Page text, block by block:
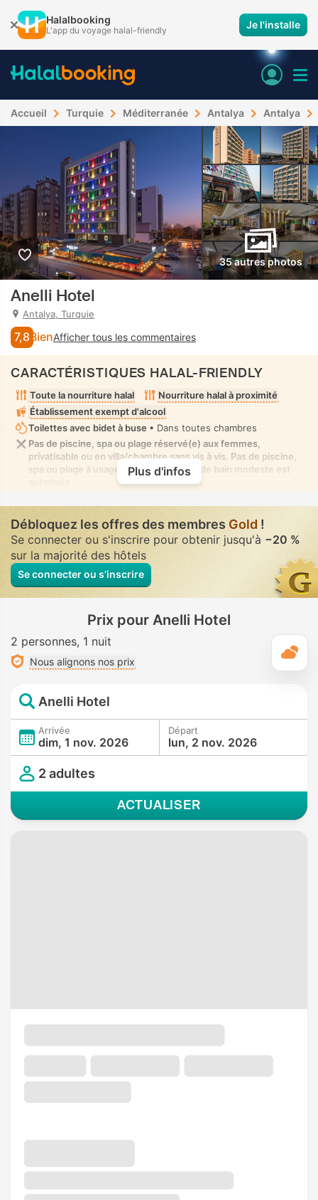
Halalbooking
L'app du voyage halal-friendly Je l'installe
Accueil Turquie Méditerranée Antalya Antalya
35 autres photos
Anelli Hotel
Antalya, Turquie
7,8 BienAfficher tous les commentaires
CARACTÉRISTIQUES HALAL-FRIENDLY
Toute la nourriture halal
Nourriture halal à proximité
Établissement exempt d'alcool
Toilettes avec bidet à buse • Dans toutes chambres
Pas de piscine, spa ou plage réservé(e) aux femmes,
privatisable ou en villa/chambre sans vis à vis. Pas de piscine,
spa ou plage à usage mixte où la tenue de bain modeste est
Plus d'infos
Débloquez les offres des membres Gold !
Se connecter ou s'inscrire pour obtenir jusqu'à −20 %
sur la majorité des hôtels
Se connecter ou s’inscrire
Prix pour Anelli Hotel
2 personnes 1 nuit
Nous alignons nos prix
Anelli Hotel
Arrivée
dim, 1 nov. 2026
Départ
lun, 2 nov. 2026
2 adultes
ACTUALISER